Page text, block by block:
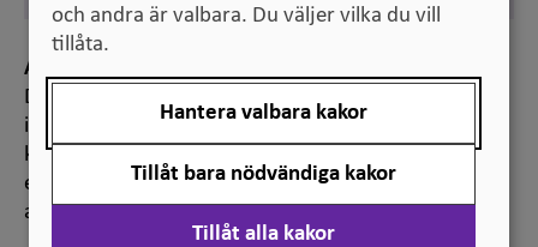
Anmärkning
Det här yrket är ett så kallat reglerat yrke. Det
innebär att det i svensk lag finns fastställt vad som
krävs för att få arbeta inom yrket, t.ex. en viss
examen eller en auktorisation, legitimation eller
annat formellt erkännande.
och andra är valbara. Du väljer vilka du vill
tillåta.
Hantera valbara kakor
Tillåt bara nödvändiga kakor
Tillåt alla kakor